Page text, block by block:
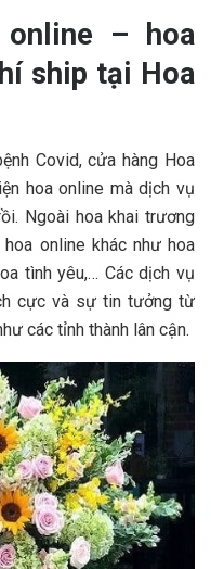
– hoa
ship tại Hoa
Covid, cửa hàng Hoa
hoa online mà dịch vụ
Ngoài hoa khai trương
online khác như hoa
tình yêu,… Các dịch vụ
cực và sự tin tưởng từ
các tỉnh thành lân cận.